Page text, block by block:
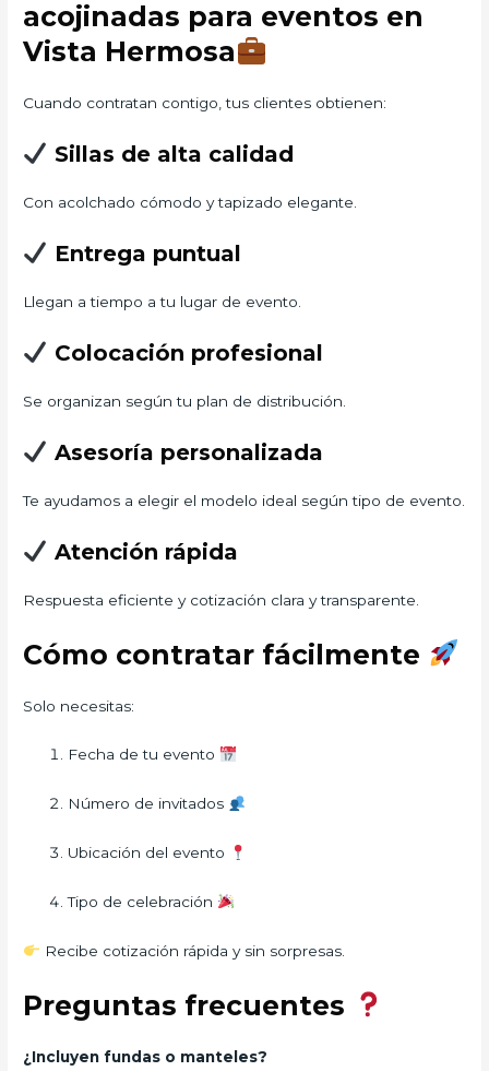
acojinadas para eventos en
Vista Hermosa
Cuando contratan contigo, tus clientes obtienen:
Sillas de alta calidad
Con acolchado cómodo y tapizado elegante.
Entrega puntual
Llegan a tiempo a tu lugar de evento.
Colocación profesional
Se organizan según tu plan de distribución.
Asesoría personalizada
Te ayudamos a elegir el modelo ideal según tipo de evento.
Atención rápida
Respuesta eficiente y cotización clara y transparente.
Cómo contratar fácilmente
Solo necesitas:
Fecha de tu evento
Número de invitados
Ubicación del evento
Tipo de celebración
Recibe cotización rápida y sin sorpresas.
Preguntas frecuentes
¿Incluyen fundas o manteles?